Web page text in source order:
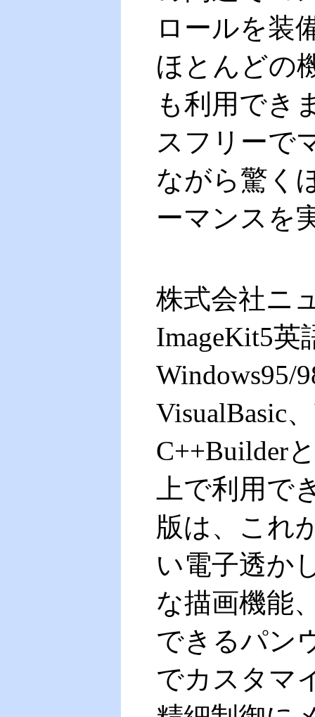
ロールを装
ほとんどの
も利用でき
スフリーで
ながら驚く
ーマンスを
株式会社ニ
ImageKit5英
Windows95/
VisualBasic
C++Builder
上で利用で
版は、これ
い電子透か
な描画機能
できるパン
でカスタマ